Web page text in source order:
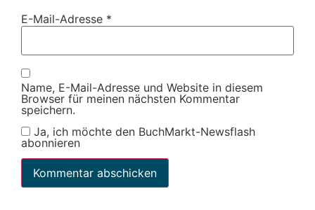
E-Mail-Adresse *
Name, E-Mail-Adresse und Website in diesem
Browser für meinen nächsten Kommentar
speichern.
Ja, ich möchte den BuchMarkt-Newsflash
abonnieren